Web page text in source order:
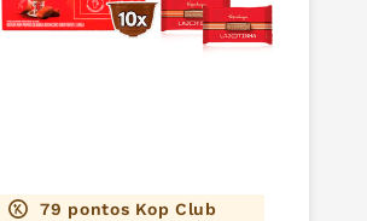
79 pontos Kop Club